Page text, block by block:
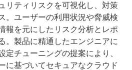
リティリスクを可視化し、対策
。ユーザーの利用状況や脅威検
報を元にしたリスク分析とレポ
。製品に精通したエンジニアに
定チューニングの提案により、
に基づいてセキュアなクラウド